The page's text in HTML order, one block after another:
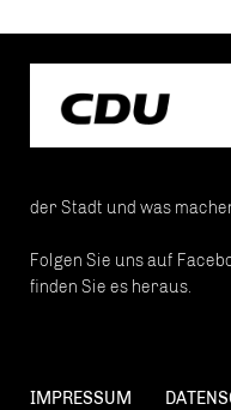
der Stadt und was
Folgen Sie uns auf
finden Sie es heraus.
IMPRESSUM